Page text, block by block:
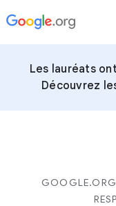
Les lauréats
Découvrez